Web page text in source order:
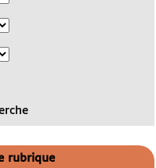
rubrique